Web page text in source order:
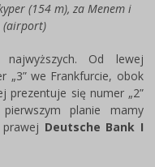
(154 m), za Menem i
(airport)
Od lewej
„3” we Frankfurcie, obok
prezentuje się numer „2”
planie mamy
Deutsche Bank I